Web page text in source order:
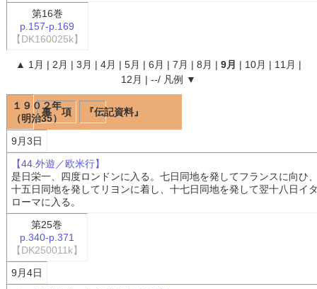
第16巻
p.157-p.169
【DK160025k】
▲ 1月 | 2月 | 3月 | 4月 | 5月 | 6月 | 7月 | 8月 | 9月 | 10月 | 11月 |
12月 | --/ 凡例 ▼
１９０２年
（明治35）
事 項 『伝記資料』
9月3日
【44.外遊／欧米行】
是日栄一、四度ロンドンに入る。七日同地を発してフランスに向ひ
十五日同地を発してリヨンに着し、十七日同地を発して翌十八日イ
ローマに入る。
第25巻
p.340-p.371
【DK250011k】
9月4日